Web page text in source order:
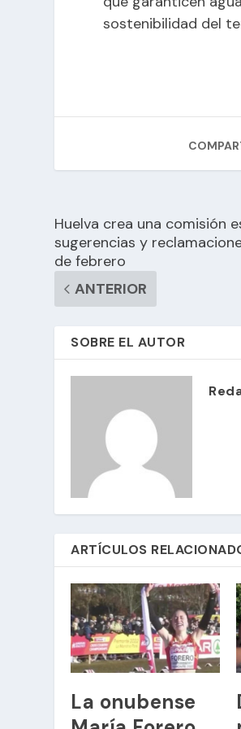
sostenibilidad del
Huelva crea una comisión
sugerencias y
de febrero
ANTERIOR
SOBRE EL AUTOR
ARTÍCULOS
La onubense